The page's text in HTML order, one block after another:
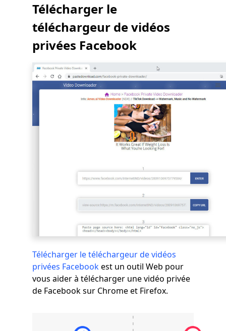
Télécharger le
téléchargeur de vidéos
privées Facebook
Télécharger le téléchargeur de vidéos
privées Facebookest un outil Web pour
vous aider à télécharger une vidéo privée
de Facebook sur Chrome et Firefox.